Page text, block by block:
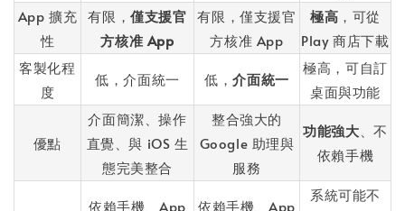
App 擴充
性
有限，僅支援官
方核准 App
有限，僅支援官
方核准 App
極高 ，可從
Play 商店下載
客製化程
度
低，介面統一 低，介面統一
極高，可自訂
桌面與功能
優點
介面簡潔、操作
直覺、與 iOS 生
態完美整合
整合強大的
Google 助理與
服務
功能強大 、不
依賴手機
依賴手機、App
依賴手機、App
系統可能不